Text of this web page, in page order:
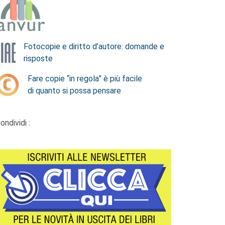
Fotocopie e diritto d’autore: domande e
risposte
Fare copie “in regola” è più facile
di quanto si possa pensare
: